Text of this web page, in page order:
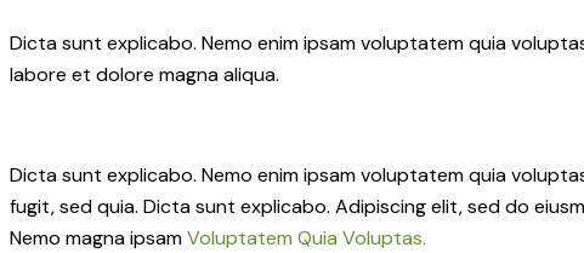
Dicta sunt explicabo. Nemo enim ipsam voluptatem quia
labore et dolore magna aliqua.
Dicta sunt explicabo. Nemo enim ipsam voluptatem quia
fugit, sed quia. Dicta sunt explicabo. Adipiscing elit, sed do
Nemo magna ipsamVoluptatem Quia Voluptas.